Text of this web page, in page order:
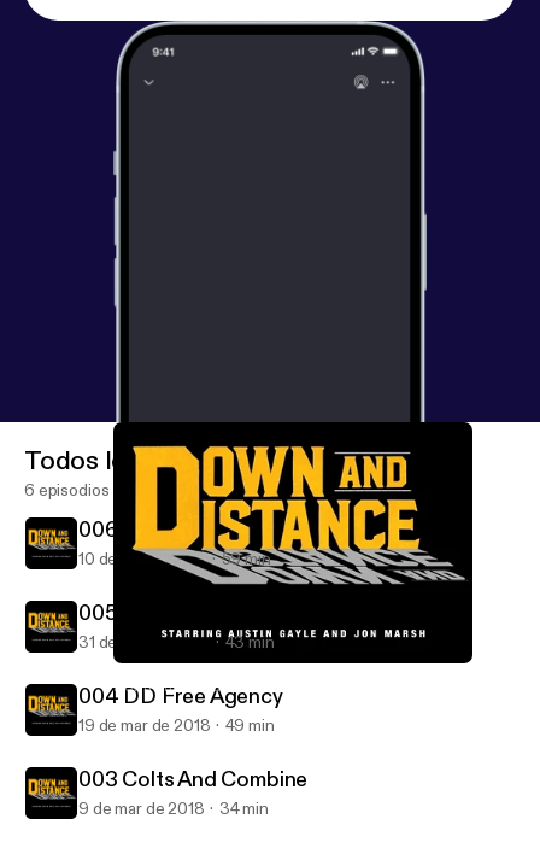
Down and Distance: with Austin Gayle and Jon Marsh
Todos los episodios
6 episodios
006 Broncos And Draft Talk
10 de abr de 2018 59 min
005 DD Free Agency and AFC East
31 de mar de 2018 43 min
004 DD Free Agency
19 de mar de 2018 49 min
003 Colts And Combine
9 de mar de 2018 34 min